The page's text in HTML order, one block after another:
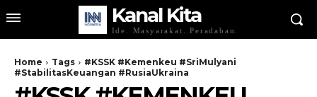
Kanal Kita
Ide. Masyarakat. Peradaban.
Home Tags
#KSSK #Kemenkeu #SriMulyani
#StabilitasKeuangan #RusiaUkraina